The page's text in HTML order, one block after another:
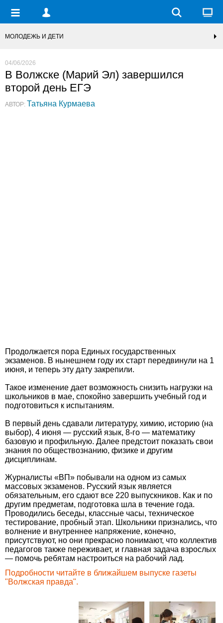
МОЛОДЕЖЬ И ДЕТИ
04/06/2026
В Волжске (Марий Эл) завершился
второй день ЕГЭ
АВТОР: Татьяна Курмаева
Продолжается пора Единых государственных
экзаменов. В нынешнем году их старт передвинули на 1
июня, и теперь эту дату закрепили.
Такое изменение дает возможность снизить нагрузки на
школьников в мае, спокойно завершить учебный год и
подготовиться к испытаниям.
В первый день сдавали литературу, химию, историю (на
выбор), 4 июня — русский язык, 8-го — математику
базовую и профильную. Далее предстоит показать свои
знания по обществознанию, физике и другим
дисциплинам.
Журналисты «ВП» побывали на одном из самых
массовых экзаменов. Русский язык является
обязательным, его сдают все 220 выпускников. Как и по
другим предметам, подготовка шла в течение года.
Проводились беседы, классные часы, техническое
тестирование, пробный этап. Школьники признались, что
волнение и внутреннее напряжение, конечно,
присутствуют, но они прекрасно понимают, что коллектив
педагогов также переживает, и главная задача взрослых
— помочь ребятам настроиться на рабочий лад.
Подробности читайте в ближайшем выпуске газеты
"Волжская правда".